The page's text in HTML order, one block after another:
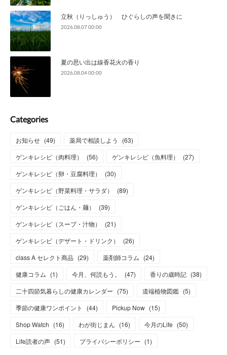
立秋（りっしゅう） ひぐらしの声を聞きに
2026.08.07 00:00
夏の思い出は線香花火の香り
2026.08.04 00:00
Categories
お知らせ (49) 薬局で相談しよう (63)
ゲンキレシピ（肉料理）
(56) ゲンキレシピ（魚料理） (27)
ゲンキレシピ（卵・豆腐料理）
(30)
ゲンキレシピ（野菜料理・サラダ）
(89)
ゲンキレシピ（ごはん・麺）
(39)
ゲンキレシピ（スープ・汁物）
(21)
ゲンキレシピ（デザート・ドリンク）
(26)
class A セレクト商品 (29) 薬剤師コラム (24)
健康コラム (1) 今月、何読もう。 (47) 香りの歳時記 (38)
二十四節気暮らしの健康カレンダー (75) 道端植物図鑑 (5)
季節の健康ワンポイント
(44) Pickup Now (15)
Shop Watch (16) わが街じまん (16) 今月のLife (50)
Life読者の声 (51) プライバシーポリシー (1)